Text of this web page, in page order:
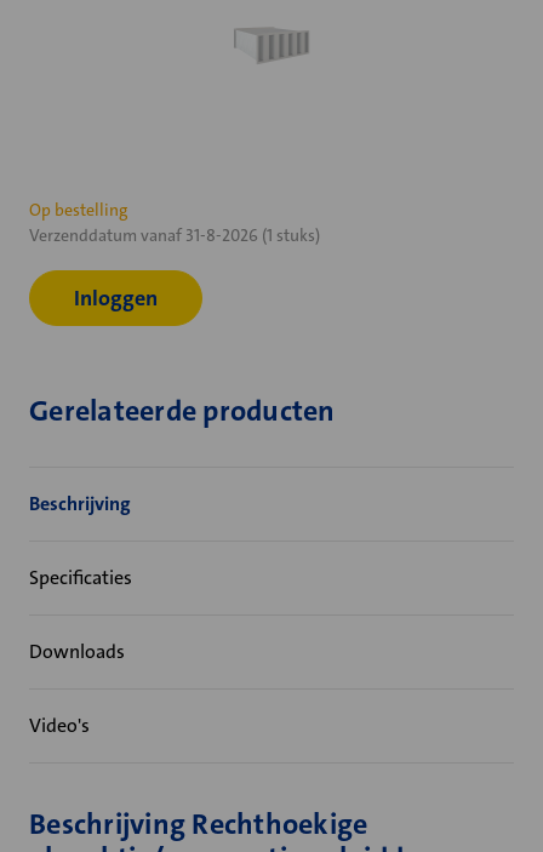
Huidige
voorraad:
Op bestelling
Verzenddatum vanaf 31-8-2026 (1 stuks)
Inloggen
Gerelateerde producten
Beschrijving
Specificaties
Downloads
Video's
Beschrijving Rechthoekige